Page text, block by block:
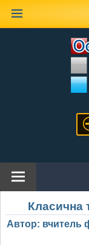
Класична
Автор: вчитель